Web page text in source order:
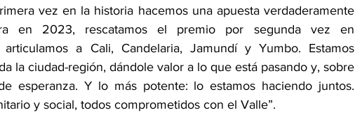
vez en la historia hacemos una apuesta verdaderamente
en 2023, rescatamos el premio por segunda vez en
a Cali, Candelaria, Jamundí y Yumbo. Estamos
la ciudad-región, dándole valor a lo que está pasando y, sobre
esperanza. Y lo más potente: lo estamos haciendo juntos.
y social, todos comprometidos con el Valle”.